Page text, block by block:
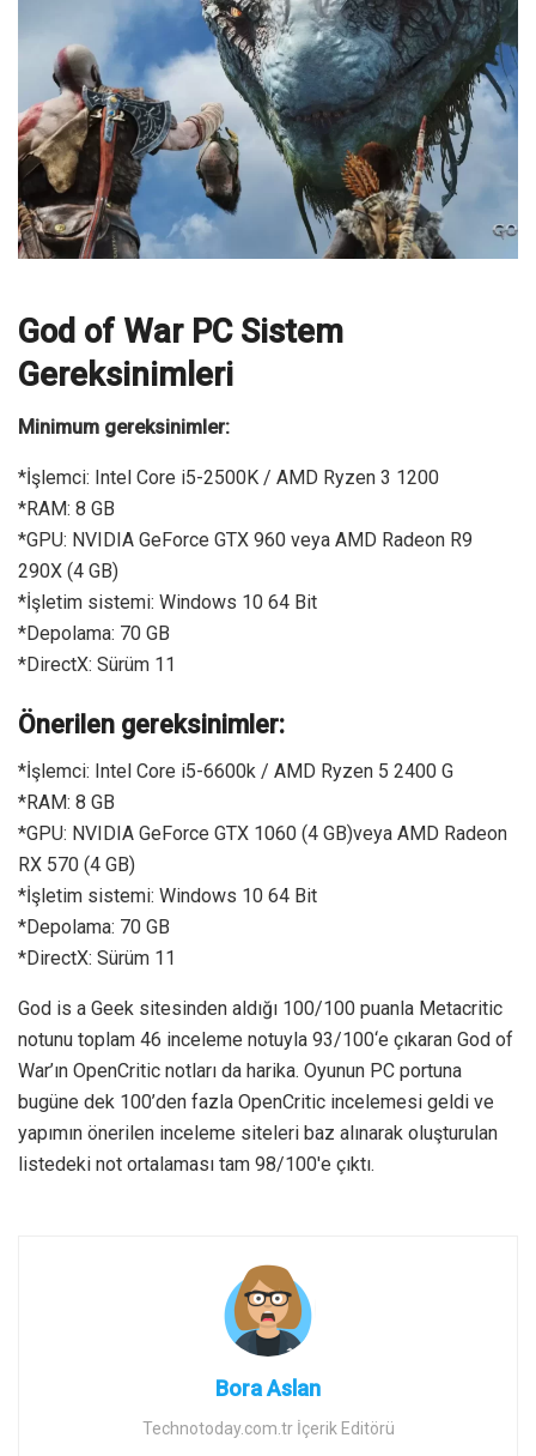
God of War PC Sistem
Gereksinimleri
Minimum gereksinimler:
*İşlemci: Intel Core i5-2500K / AMD Ryzen 3 1200
*RAM: 8 GB
*GPU: NVIDIA GeForce GTX 960 veya AMD Radeon R9
290X (4 GB)
*İşletim sistemi: Windows 10 64 Bit
*Depolama: 70 GB
*DirectX: Sürüm 11
Önerilen gereksinimler:
*İşlemci: Intel Core i5-6600k / AMD Ryzen 5 2400 G
*RAM: 8 GB
*GPU: NVIDIA GeForce GTX 1060 (4 GB)veya AMD Radeon
RX 570 (4 GB)
*İşletim sistemi: Windows 10 64 Bit
*Depolama: 70 GB
*DirectX: Sürüm 11
God is a Geek sitesinden aldığı 100/100 puanla Metacritic
notunu toplam 46 inceleme notuyla 93/100‘e çıkaran God of
War’ın OpenCritic notları da harika. Oyunun PC portuna
bugüne dek 100’den fazla OpenCritic incelemesi geldi ve
yapımın önerilen inceleme siteleri baz alınarak oluşturulan
listedeki not ortalaması tam 98/100′e çıktı.
Bora Aslan
Technotoday.com.tr İçerik Editörü